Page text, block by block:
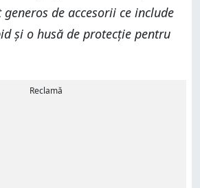
de accesorii ce include
și o husă de protecție pentru
Reclamă